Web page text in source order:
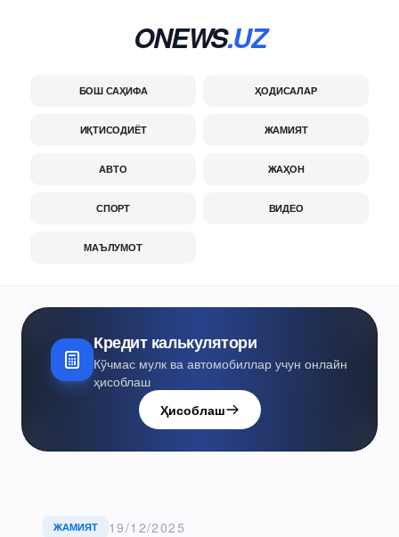
ONEWS.UZ
БОШ САҲИФА ҲОДИСАЛАР
ИҚТИСОДИЁТ ЖАМИЯТ
АВТО ЖАҲОН
СПОРТ ВИДЕО
МАЪЛУМОТ
Кредит калькулятори
Кўчмас мулк ва автомобиллар учун онлайн
ҳисоблаш
Ҳисоблаш
ЖАМИЯТ 19/12/2025